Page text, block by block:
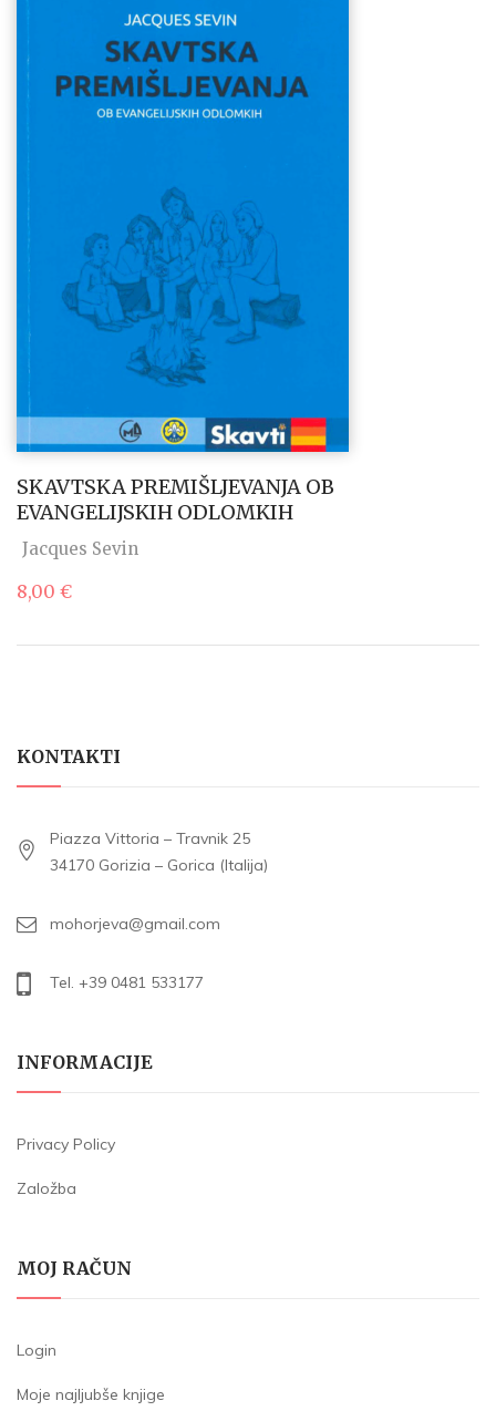
SKAVTSKA PREMIŠLJEVANJA OB
EVANGELIJSKIH ODLOMKIH
Jacques Sevin
8,00 €
KONTAKTI
Piazza Vittoria – Travnik 25
34170 Gorizia – Gorica (Italija)
mohorjeva@gmail.com
Tel. +39 0481 533177
INFORMACIJE
Privacy Policy
Založba
MOJ RAČUN
Login
Moje najljubše knjige